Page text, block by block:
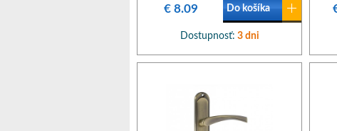
€ 8.09 Do košíka
Dostupnosť: 3 dni